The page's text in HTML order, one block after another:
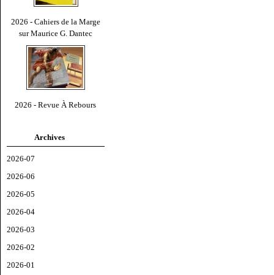
2026 - Cahiers de la Marge
sur Maurice G. Dantec
2026 - Revue À Rebours
Archives
2026-07
2026-06
2026-05
2026-04
2026-03
2026-02
2026-01